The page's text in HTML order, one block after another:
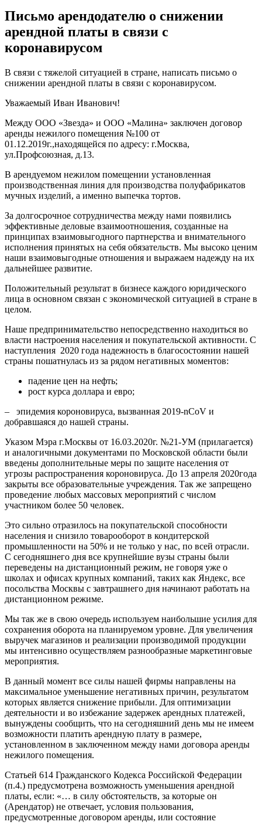
Письмо арендодателю о снижении
арендной платы в связи с
коронавирусом
В связи с тяжелой ситуацией в стране, написать письмо о
снижении арендной платы в связи с коронавирусом.
Уважаемый Иван Иванович!
Между ООО «Звезда» и ООО «Малина» заключен договор
аренды нежилого помещения №100 от
01.12.2019г.,находящейся по адресу: г.Москва,
ул.Профсоюзная, д.13.
В арендуемом нежилом помещении установленная
производственная линия для производства полуфабрикатов
мучных изделий, а именно выпечка тортов.
За долгосрочное сотрудничества между нами появились
эффективные деловые взаимоотношения, созданные на
принципах взаимовыгодного партнерства и внимательного
исполнения принятых на себя обязательств. Мы высоко ценим
наши взаимовыгодные отношения и выражаем надежду на их
дальнейшее развитие.
Положительный результат в бизнесе каждого юридического
лица в основном связан с экономической ситуацией в стране в
целом.
Наше предпринимательство непосредственно находиться во
власти настроения населения и покупательской активности. С
наступления 2020 года надежность в благосостоянии нашей
страны пошатнулась из за рядом негативных моментов:
падение цен на нефть;
рост курса доллара и евро;
– эпидемия короновируса, вызванная 2019-nCoV и
добравшаяся до нашей страны.
Указом Мэра г.Москвы от 16.03.2020г. №21-УМ (прилагается)
и аналогичными документами по Московской области были
введены дополнительные меры по защите населения от
угрозы распространения короновируса. До 13 апреля 2020года
закрыты все образовательные учреждения. Так же запрещено
проведение любых массовых мероприятий с числом
участником более 50 человек.
Это сильно отразилось на покупательской способности
населения и снизило товарооборот в кондитерской
промышленности на 50% и не только у нас, по всей отрасли.
С сегодняшнего дня все крупнейшие вузы страны были
переведены на дистанционный режим, не говоря уже о
школах и офисах крупных компаний, таких как Яндекс, все
посольства Москвы с завтрашнего дня начинают работать на
дистанционном режиме.
Мы так же в свою очередь используем наибольшие усилия для
сохранения оборота на планируемом уровне. Для увеличения
выручек магазинов и реализации производимой продукции
мы интенсивно осуществляем разнообразные маркетинговые
мероприятия.
В данный момент все силы нашей фирмы направлены на
максимальное уменьшение негативных причин, результатом
которых является снижение прибыли. Для оптимизации
деятельности и во избежание задержек арендных платежей,
вынуждены сообщить, что на сегодняшний день мы не имеем
возможности платить арендную плату в размере,
установленном в заключенном между нами договора аренды
нежилого помещения.
Статьей 614 Гражданского Кодекса Российской Федерации
(п.4.) предусмотрена возможность уменьшения арендной
платы, если: «… в силу обстоятельств, за которые он
(Арендатор) не отвечает, условия пользования,
предусмотренные договором аренды, или состояние